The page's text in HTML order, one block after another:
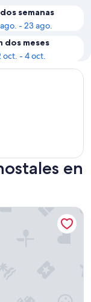
semanas
- 23 ago.
dos meses
oct. - 4 oct.
en